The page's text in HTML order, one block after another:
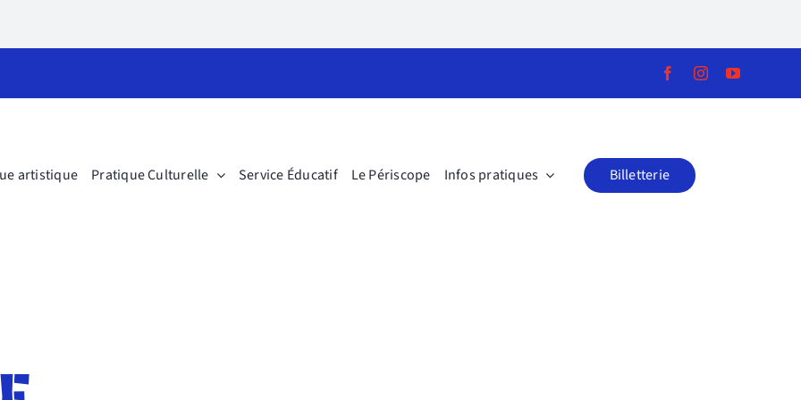
artistique Pratique Culturelle Service Éducatif Le Périscope Infos pratiques Billetterie